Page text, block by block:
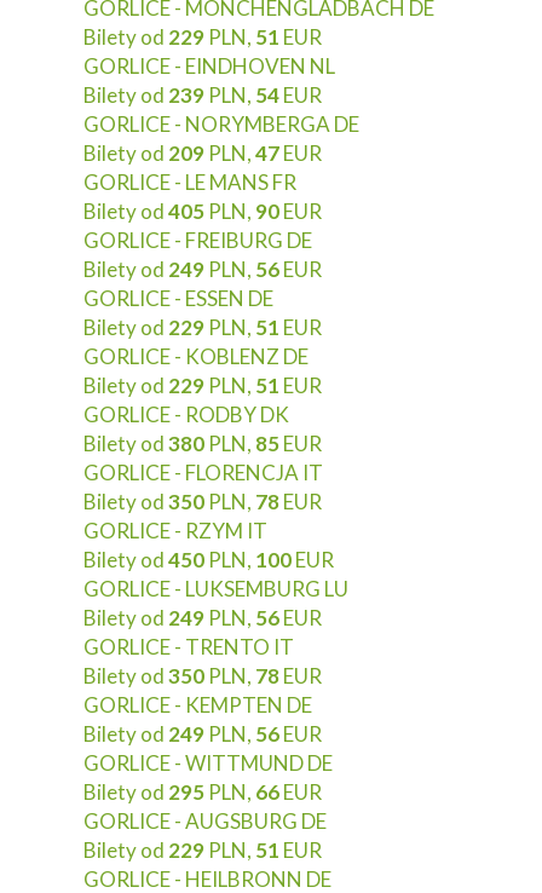
GORLICE - MONCHENGLADBACH DE
Bilety od 229 PLN, 51 EUR
GORLICE - EINDHOVEN NL
Bilety od 239 PLN, 54EUR
GORLICE - NORYMBERGA DE
Bilety od 209 PLN,47EUR
GORLICE - LE MANS FR
Bilety od405 PLN, 90EUR
GORLICE - FREIBURG DE
Bilety od 249 PLN, 56EUR
GORLICE - ESSEN DE
Bilety od 229 PLN, 51 EUR
GORLICE - KOBLENZ DE
Bilety od 229 PLN, 51 EUR
GORLICE - RODBY DK
Bilety od380 PLN, 85EUR
GORLICE - FLORENCJA IT
Bilety od350 PLN, 78EUR
GORLICE - RZYM IT
Bilety od450 PLN, 100EUR
GORLICE - LUKSEMBURG LU
Bilety od 249 PLN, 56EUR
GORLICE - TRENTO IT
Bilety od350 PLN, 78EUR
GORLICE - KEMPTEN DE
Bilety od 249 PLN, 56EUR
GORLICE - WITTMUND DE
Bilety od 295 PLN, 66EUR
GORLICE - AUGSBURG DE
Bilety od 229 PLN, 51 EUR
GORLICE - HEILBRONN DE